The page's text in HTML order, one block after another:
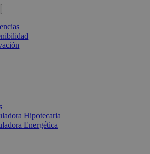
Hipotecaria
Energética